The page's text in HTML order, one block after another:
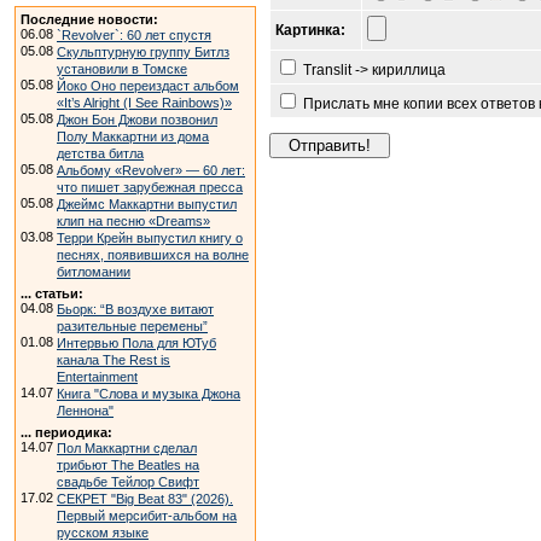
Последние новости:
06.08 `Revolver`: 60 лет спустя
05.08 Скульптурную группу Битлз
установили в Томске
05.08 Йоко Оно переиздаст альбом
«It’s Alright (I See Rainbows)»
05.08 Джон Бон Джови позвонил
Полу Маккартни из дома
детства битла
05.08 Альбому «Revolver» — 60 лет:
что пишет зарубежная пресса
05.08 Джеймс Маккартни выпустил
клип на песню «Dreams»
03.08 Терри Крейн выпустил книгу о
песнях, появившихся на волне
битломании
... статьи:
04.08 Бьорк: “В воздухе витают
разительные перемены”
01.08 Интервью Пола для ЮТуб
канала The Rest is
Entertainment
14.07 Книга "Слова и музыка Джона
Леннона"
... периодика:
14.07 Пол Маккартни сделал
трибьют The Beatles на
свадьбе Тейлор Свифт
17.02 СЕКРЕТ "Big Beat 83" (2026).
Первый мерсибит-альбом на
русском языке
Картинка:
Translit -> кириллица
Прислать мне копии всех